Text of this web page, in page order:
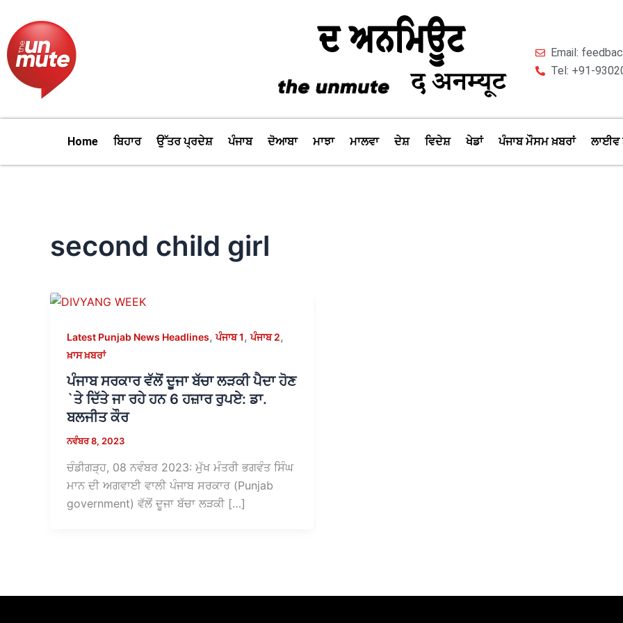
content
Email:
Tel: +91-
Home ਬਿਹਾਰ ਉੱਤਰ ਪ੍ਰਦੇਸ਼ ਪੰਜਾਬ ਦੋਆਬਾ ਮਾਝਾ ਮਾਲਵਾ ਦੇਸ਼ ਵਿਦੇਸ਼ ਖੇਡਾਂ ਪੰਜਾਬ ਮੌਸਮ ਖ਼ਬਰਾਂ ਲਾਈਵ
second child girl
Latest Punjab News Headlines,ਪੰਜਾਬ 1,ਪੰਜਾਬ 2,
ਖ਼ਾਸ ਖ਼ਬਰਾਂ
ਪੰਜਾਬ ਸਰਕਾਰ ਵੱਲੋਂ ਦੂਜਾ ਬੱਚਾ ਲੜਕੀ ਪੈਦਾ ਹੋਣ
`ਤੇ ਦਿੱਤੇ ਜਾ ਰਹੇ ਹਨ 6 ਹਜ਼ਾਰ ਰੁਪਏ: ਡਾ.
ਬਲਜੀਤ ਕੌਰ
ਨਵੰਬਰ 8, 2023
ਚੰਡੀਗੜ੍ਹ, 08 ਨਵੰਬਰ 2023: ਮੁੱਖ ਮੰਤਰੀ ਭਗਵੰਤ ਸਿੰਘ
ਮਾਨ ਦੀ ਅਗਵਾਈ ਵਾਲੀ ਪੰਜਾਬ ਸਰਕਾਰ (Punjab
government) ਵੱਲੋਂ ਦੂਜਾ ਬੱਚਾ ਲੜਕੀ […]